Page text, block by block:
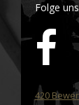
Folge
420